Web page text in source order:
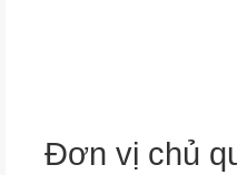
Đơn vị chủ